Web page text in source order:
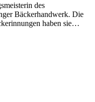
des
Bäckerhandwerk. Die
haben sie…